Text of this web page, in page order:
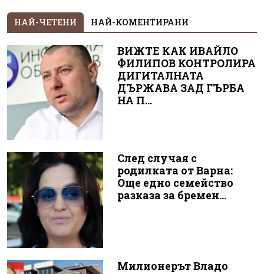
НАЙ-ЧЕТЕНИ НАЙ-КОМЕНТИРАНИ
ВИЖТЕ КАК ИВАЙЛО
ФИЛИПОВ КОНТРОЛИРА
ДИГИТАЛНАТА
ДЪРЖАВА ЗАД ГЪРБА
НА П...
След случая с
родилката от Варна:
Още едно семейство
разказа за бремен...
Милионерът Владо